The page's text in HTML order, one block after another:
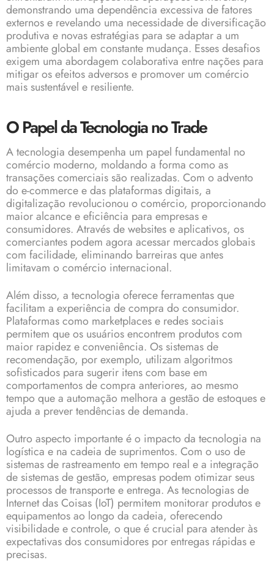
demonstrando uma dependência excessiva de fatores
externos e revelando uma necessidade de diversificação
produtiva e novas estratégias para se adaptar a um
ambiente global em constante mudança. Esses desafios
exigem uma abordagem colaborativa entre nações para
mitigar os efeitos adversos e promover um comércio
mais sustentável e resiliente.
O Papel da Tecnologia no Trade
A tecnologia desempenha um papel fundamental no
comércio moderno, moldando a forma como as
transações comerciais são realizadas. Com o advento
do e-commerce e das plataformas digitais, a
digitalização revolucionou o comércio, proporcionando
maior alcance e eficiência para empresas e
consumidores. Através de websites e aplicativos, os
comerciantes podem agora acessar mercados globais
com facilidade, eliminando barreiras que antes
limitavam o comércio internacional.
Além disso, a tecnologia oferece ferramentas que
facilitam a experiência de compra do consumidor.
Plataformas como marketplaces e redes sociais
permitem que os usuários encontrem produtos com
maior rapidez e conveniência. Os sistemas de
recomendação, por exemplo, utilizam algoritmos
sofisticados para sugerir itens com base em
comportamentos de compra anteriores, ao mesmo
tempo que a automação melhora a gestão de estoques e
ajuda a prever tendências de demanda.
Outro aspecto importante é o impacto da tecnologia na
logística e na cadeia de suprimentos. Com o uso de
sistemas de rastreamento em tempo real e a integração
de sistemas de gestão, empresas podem otimizar seus
processos de transporte e entrega. As tecnologias de
Internet das Coisas (IoT) permitem monitorar produtos e
equipamentos ao longo da cadeia, oferecendo
visibilidade e controle, o que é crucial para atender às
expectativas dos consumidores por entregas rápidas e
precisas.